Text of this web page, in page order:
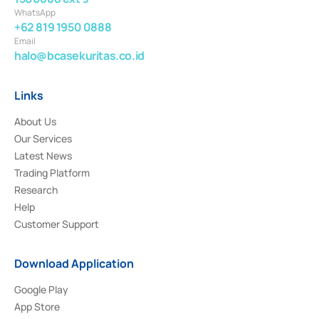
WhatsApp
+62 819 1950 0888
Email
halo@bcasekuritas.co.id
Links
About Us
Our Services
Latest News
Trading Platform
Research
Help
Customer Support
Download Application
Google Play
App Store